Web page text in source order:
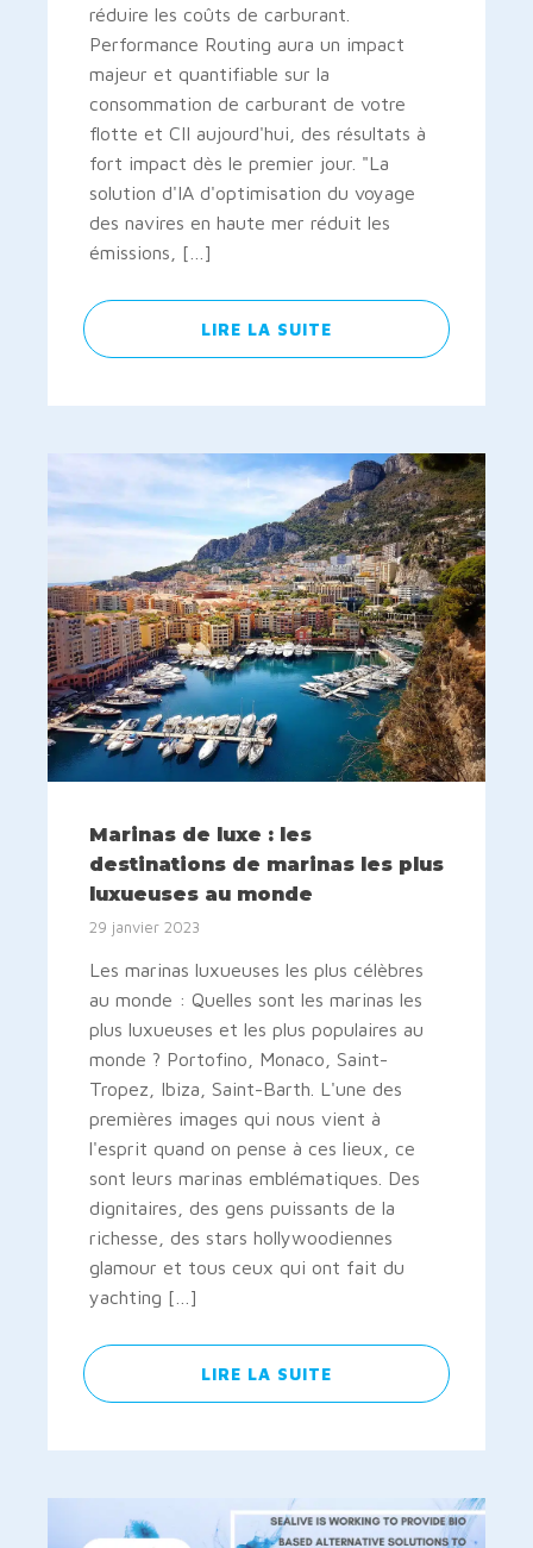
réduire les coûts de carburant.
Performance Routing aura un impact
majeur et quantifiable sur la
consommation de carburant de votre
flotte et CII aujourd'hui, des résultats à
fort impact dès le premier jour. "La
solution d'IA d'optimisation du voyage
des navires en haute mer réduit les
émissions, […]
LIRE LA SUITE
Marinas de luxe : les
destinations de marinas les plus
luxueuses au monde
29 janvier 2023
Les marinas luxueuses les plus célèbres
au monde : Quelles sont les marinas les
plus luxueuses et les plus populaires au
monde ? Portofino, Monaco, Saint-
Tropez, Ibiza, Saint-Barth. L'une des
premières images qui nous vient à
l'esprit quand on pense à ces lieux, ce
sont leurs marinas emblématiques. Des
dignitaires, des gens puissants de la
richesse, des stars hollywoodiennes
glamour et tous ceux qui ont fait du
yachting […]
LIRE LA SUITE